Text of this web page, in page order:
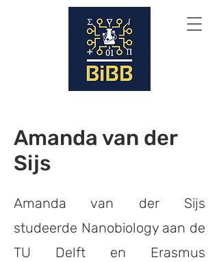
Amanda van der
Sijs
Amanda van der Sijs
studeerde Nanobiology aan de
TU Delft en Erasmus